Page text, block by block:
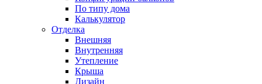
По типу дома
Калькулятор
Отделка
Внешняя
Внутренняя
Утепление
Крыша
Дизайн